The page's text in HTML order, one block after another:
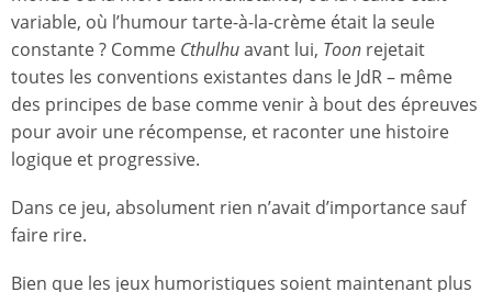
variable, où l’humour tarte-à-la-crème était la seule
constante ? Comme Cthulhuavant lui, Toon rejetait
toutes les conventions existantes dans le JdR – même
des principes de base comme venir à bout des épreuves
pour avoir une récompense, et raconter une histoire
logique et progressive.
Dans ce jeu, absolument rien n’avait d’importance sauf
faire rire.
Bien que les jeux humoristiques soient maintenant plus